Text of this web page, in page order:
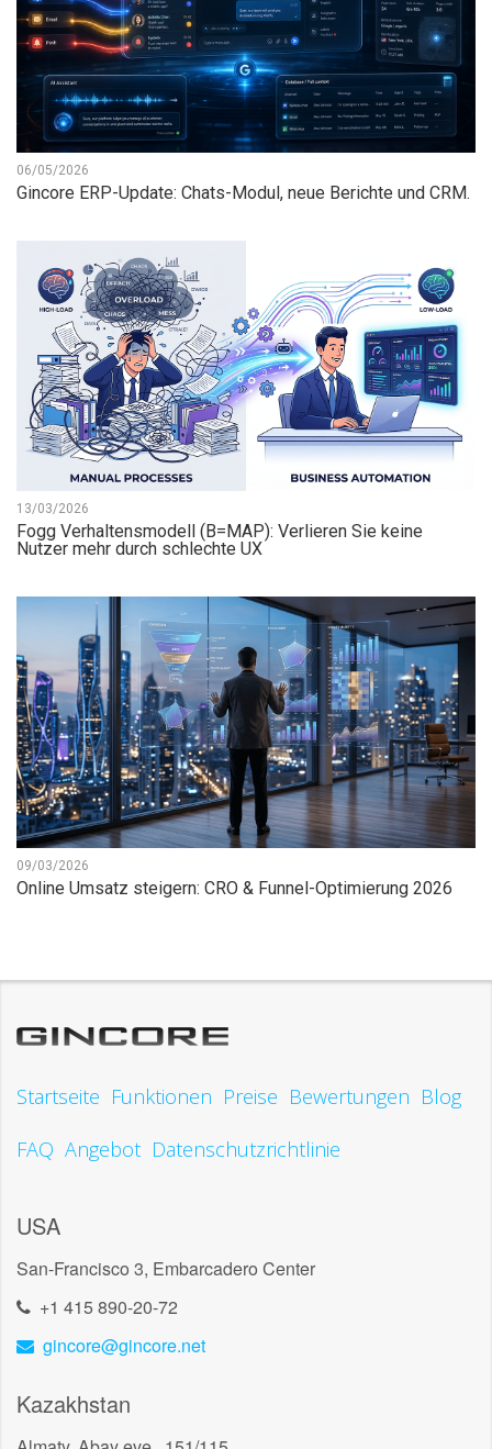
06/05/2026
Gincore ERP-Update: Chats-Modul, neue Berichte und CRM.
13/03/2026
Fogg Verhaltensmodell (B=MAP): Verlieren Sie keine
Nutzer mehr durch schlechte UX
09/03/2026
Online Umsatz steigern: CRO & Funnel-Optimierung 2026
Startseite Funktionen Preise Bewertungen Blog
FAQ Angebot Datenschutzrichtlinie
USA
San-Francisco 3, Embarcadero Center
+1 415 890-20-72
gincore@gincore.net
Kazakhstan